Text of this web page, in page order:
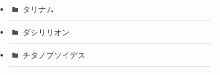
タリナム
ダシリリオン
チタノプソイデス